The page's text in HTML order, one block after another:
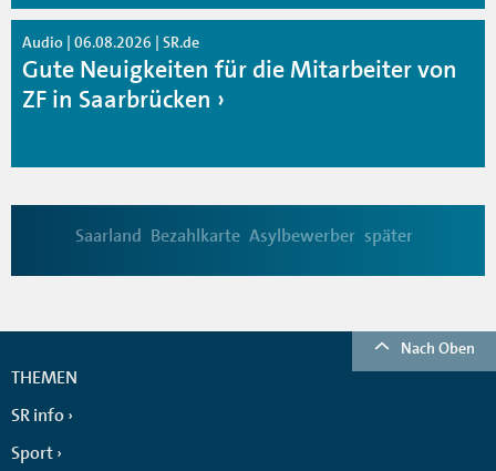
Audio | 06.08.2026 | SR.de
Gute Neuigkeiten für die Mitarbeiter von
ZF in Saarbrücken
Saarland Bezahlkarte Asylbewerber später
Nach Oben
THEMEN
SR info
Sport